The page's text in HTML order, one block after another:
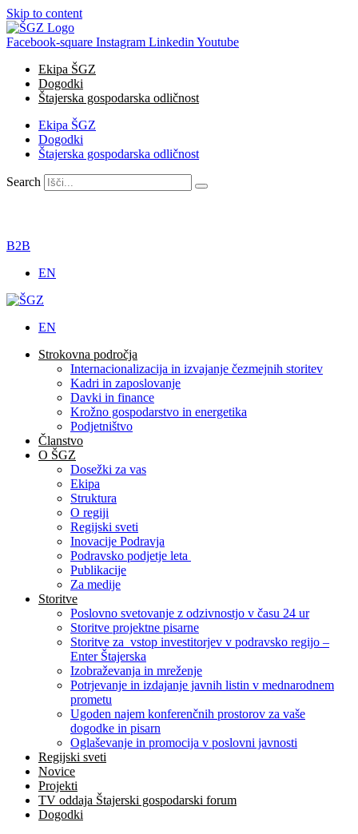
Skip to content
Facebook-square Instagram Linkedin Youtube
Ekipa ŠGZ
Dogodki
Štajerska gospodarska odličnost
Ekipa ŠGZ
Dogodki
Štajerska gospodarska odličnost
Search
B2B
EN
EN
Strokovna področja
Internacionalizacija in izvajanje čezmejnih storitev
Kadri in zaposlovanje
Davki in finance
Krožno gospodarstvo in energetika
Podjetništvo
Članstvo
O ŠGZ
Dosežki za vas
Ekipa
Struktura
O regiji
Regijski sveti
Inovacije Podravja
Podravsko podjetje leta
Publikacije
Za medije
Storitve
Poslovno svetovanje z odzivnostjo v času 24 ur
Storitve projektne pisarne
Storitve za vstop investitorjev v podravsko regijo –
Enter Štajerska
Izobraževanja in mreženje
Potrjevanje in izdajanje javnih listin v mednarodnem
prometu
Ugoden najem konferenčnih prostorov za vaše
dogodke in pisarn
Oglaševanje in promocija v poslovni javnosti
Regijski sveti
Novice
Projekti
TV oddaja Štajerski gospodarski forum
Dogodki